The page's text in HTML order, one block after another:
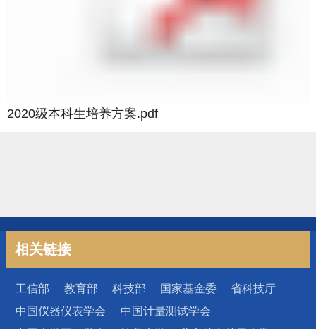
2020级本科生培养方案.pdf
相关链接
工信部 教育部 科技部 国家基金委
省科技厅
中国仪器仪表学会
中国计量测试学会